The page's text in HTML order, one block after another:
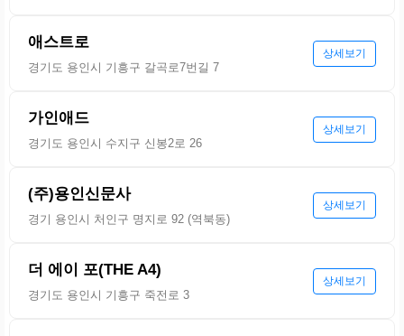
애스트로
경기도 용인시 기흥구 갈곡로7번길 7
상세보기
가인애드
경기도 용인시 수지구 신봉2로 26
상세보기
(주)용인신문사
경기 용인시 처인구 명지로 92 (역북동)
상세보기
더 에이 포(THE A4)
경기도 용인시 기흥구 죽전로 3
상세보기